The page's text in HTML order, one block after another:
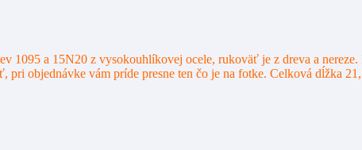
1095 a 15N20 z vysokouhlíkovej ocele, rukoväť je z dreva a
objednávke vám príde presne ten čo je na fotke. Celková dĺžka